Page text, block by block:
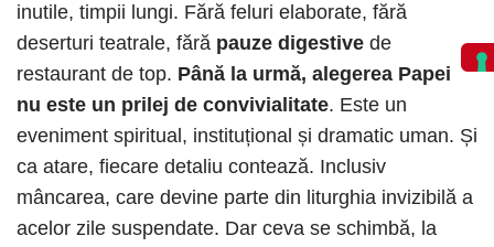
inutile, timpii lungi. Fără feluri elaborate, fără
deserturi teatrale, fără pauze digestive de
restaurant de top. Până la urmă, alegerea Papei
nu este un prilej de convivialitate. Este un
eveniment spiritual, instituțional și dramatic uman. Și
ca atare, fiecare detaliu contează. Inclusiv
mâncarea, care devine parte din liturghia invizibilă a
acelor zile suspendate. Dar ceva se schimbă, la